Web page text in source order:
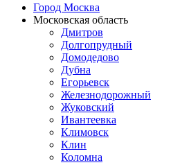
Город Москва
Московская область
Дмитров
Долгопрудный
Домодедово
Дубна
Егорьевск
Железнодорожный
Жуковский
Ивантеевка
Климовск
Клин
Коломна